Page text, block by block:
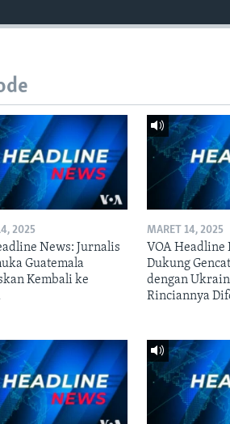
2025
News: Jurnalis
Guatemala
Kembali ke
MARET 14, 2025
VOA Headline
Dukung
dengan
Rinciannya